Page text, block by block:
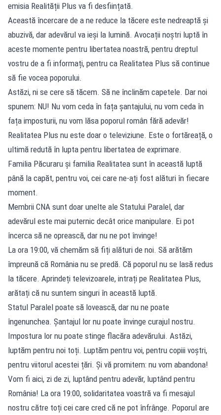
emisia Realității Plus va fi desființată.
Această încercare de a ne reduce la tăcere este nedreaptă și
abuzivă, dar adevărul va ieși la lumină. Avocații noștri luptă în
aceste momente pentru libertatea noastră, pentru dreptul
vostru de a fi informați, pentru ca Realitatea Plus să continue
să fie vocea poporului.
Astăzi, ni se cere să tăcem. Să ne înclinăm capetele. Dar noi
spunem: NU! Nu vom ceda în fața șantajului, nu vom ceda în
fața imposturii, nu vom lăsa poporul român fără adevăr!
Realitatea Plus nu este doar o televiziune. Este o fortăreață, o
ultimă redută în lupta pentru libertatea de exprimare.
Familia Păcuraru și familia Realitatea sunt în această luptă
până la capăt, pentru voi, cei care ne-ați fost alături în fiecare
moment.
Membrii CNA sunt doar unelte ale Statului Paralel, dar
adevărul este mai puternic decât orice manipulare. Ei pot
încerca să ne oprească, dar nu ne pot învinge!
La ora 19:00, vă chemăm să fiți alături de noi. Să arătăm
împreună că România nu se predă. Că poporul nu se lasă redus
la tăcere. Aprindeți televizoarele, intrați pe Realitatea Plus,
arătați că nu suntem singuri în această luptă.
Statul Paralel poate să lovească, dar nu ne poate
îngenunchea. Șantajul lor nu poate învinge curajul nostru.
Impostura lor nu poate stinge flacăra adevărului. Astăzi,
luptăm pentru noi toți. Luptăm pentru voi, pentru copiii voștri,
pentru viitorul acestei țări. Și vă promitem: nu vom abandona!
Vom fi aici, zi de zi, luptând pentru adevăr, luptând pentru
România! La ora 19:00, solidaritatea voastră va fi mesajul
nostru către toți cei care cred că ne pot înfrânge. Poporul are